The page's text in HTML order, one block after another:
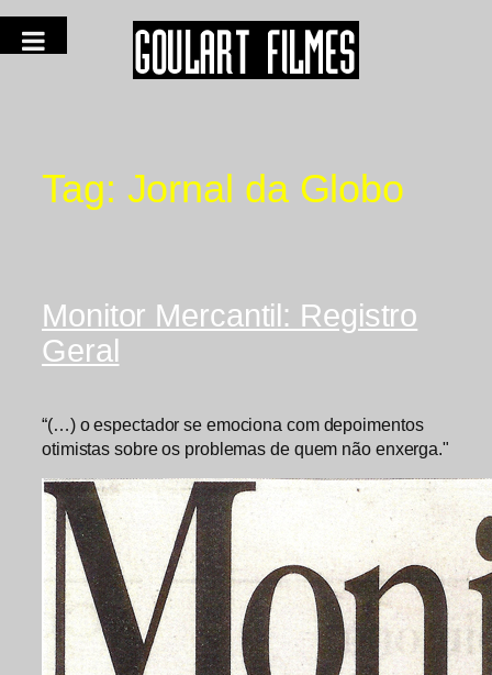
Tag: Jornal da Globo
Monitor Mercantil: Registro
Geral
“(…) o espectador se emociona com depoimentos
otimistas sobre os problemas de quem não enxerga."